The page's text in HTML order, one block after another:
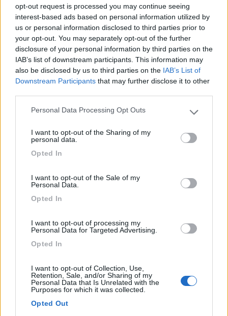
opt-out request is processed you may continue seeing
interest-based ads based on personal information utilized by
us or personal information disclosed to third parties prior to
your opt-out. You may separately opt-out of the further
disclosure of your personal information by third parties on the
IAB’s list of downstream participants. This information may
also be disclosed by us to third parties on the IAB’s List of
Downstream Participants that may further disclose it to other
Please note that this website/app uses one or more Google
not limited to your visit or usage behaviour. You may click to
grant or deny consent to Google and its third-party tags to
use your data for below specified purposes in below Google
Personal Data Processing Opt Outs
I want to opt-out of the Sharing of my
personal data.
Opted In
I want to opt-out of the Sale of my
Personal Data.
Opted In
I want to opt-out of processing my
Personal Data for Targeted Advertising.
Opted In
I want to opt-out of Collection, Use,
Retention, Sale, and/or Sharing of my
Personal Data that Is Unrelated with the
Purposes for which it was collected.
Opted Out
Campeggio
Camping Rocchette
6,4 7
Servizi / Posizione
Immersa in una fitta e secolare pineta nella Maremma
S.P. 62 delle Rocchette